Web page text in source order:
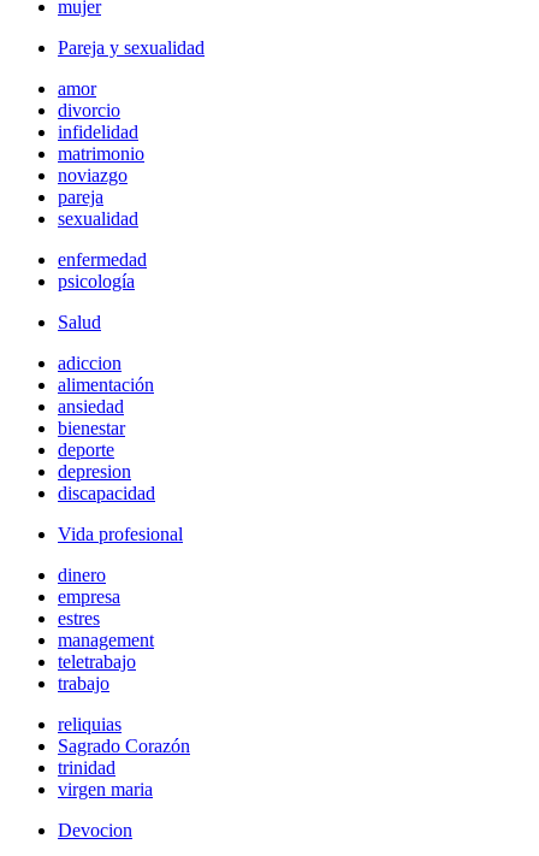
mujer
Pareja y sexualidad
amor
divorcio
infidelidad
matrimonio
noviazgo
pareja
sexualidad
enfermedad
psicología
Salud
adiccion
alimentación
ansiedad
bienestar
deporte
depresion
discapacidad
Vida profesional
dinero
empresa
estres
management
teletrabajo
trabajo
reliquias
Sagrado Corazón
trinidad
virgen maria
Devocion